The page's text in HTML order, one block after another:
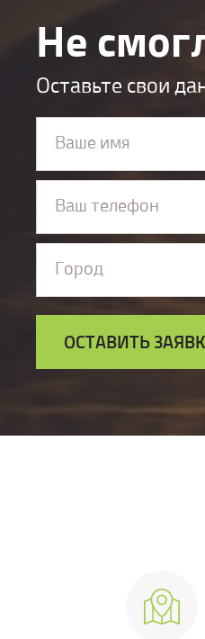
Не
Оставьте свои
Ваше имя
Ваш телефон
Город
ОСТАВИТЬ